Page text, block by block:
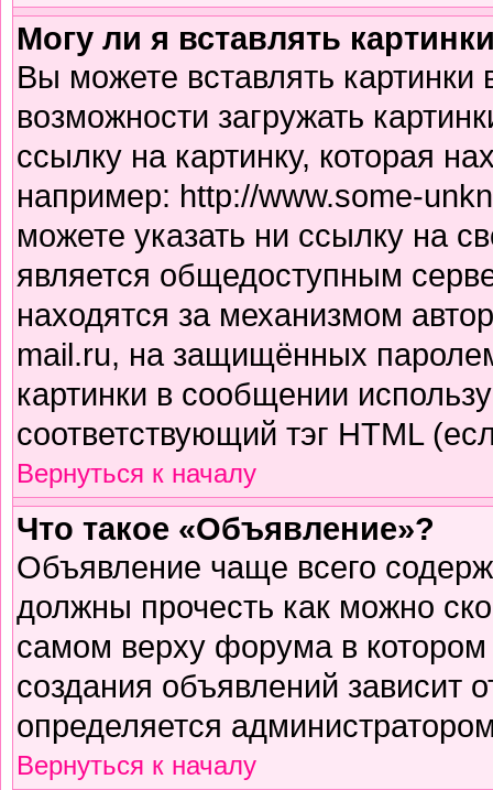
Могу ли я вставлять
Вы можете вставлять
возможности загружать
ссылку на картинку, которая
например: http://www.some-
можете указать ни ссылку на
является общедоступным
находятся за механизмом
mail.ru, на защищённых
картинки в сообщении
соответствующий тэг HTML
Вернуться к началу
Что такое «Объявление»?
Объявление чаще всего
должны прочесть как можно
самом верху форума в
создания объявлений зависит
определяется
Вернуться к началу